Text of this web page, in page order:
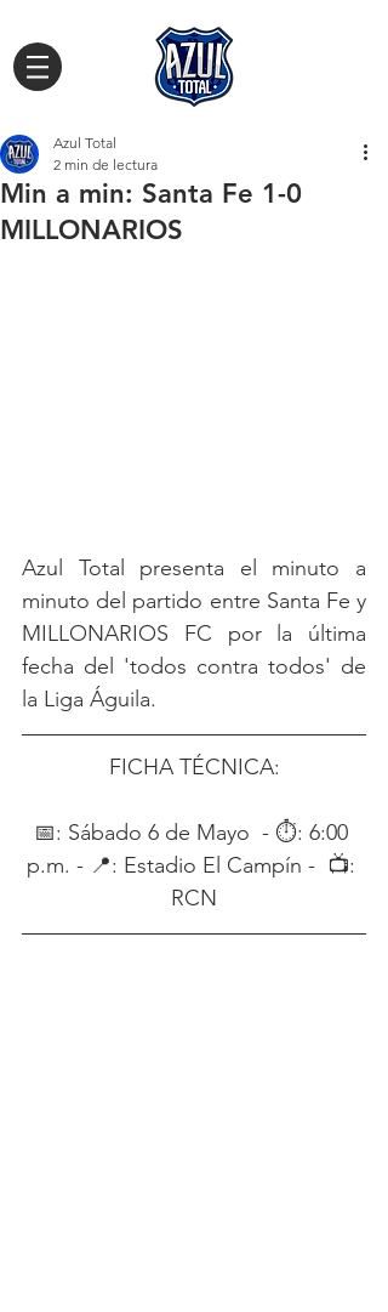
Min a min: Santa Fe 1-0
MILLONARIOS
Azul Total
2 min de lectura
Azul Total presenta el minuto a
minuto del partido entre Santa Fe y
MILLONARIOS FC por la última
fecha del 'todos contra todos' de
la Liga Águila.
FICHA TÉCNICA:
📅: Sábado 6 de Mayo  - ⏱: 6:00
p.m. - 📍: Estadio El Campín -  📺:
RCN